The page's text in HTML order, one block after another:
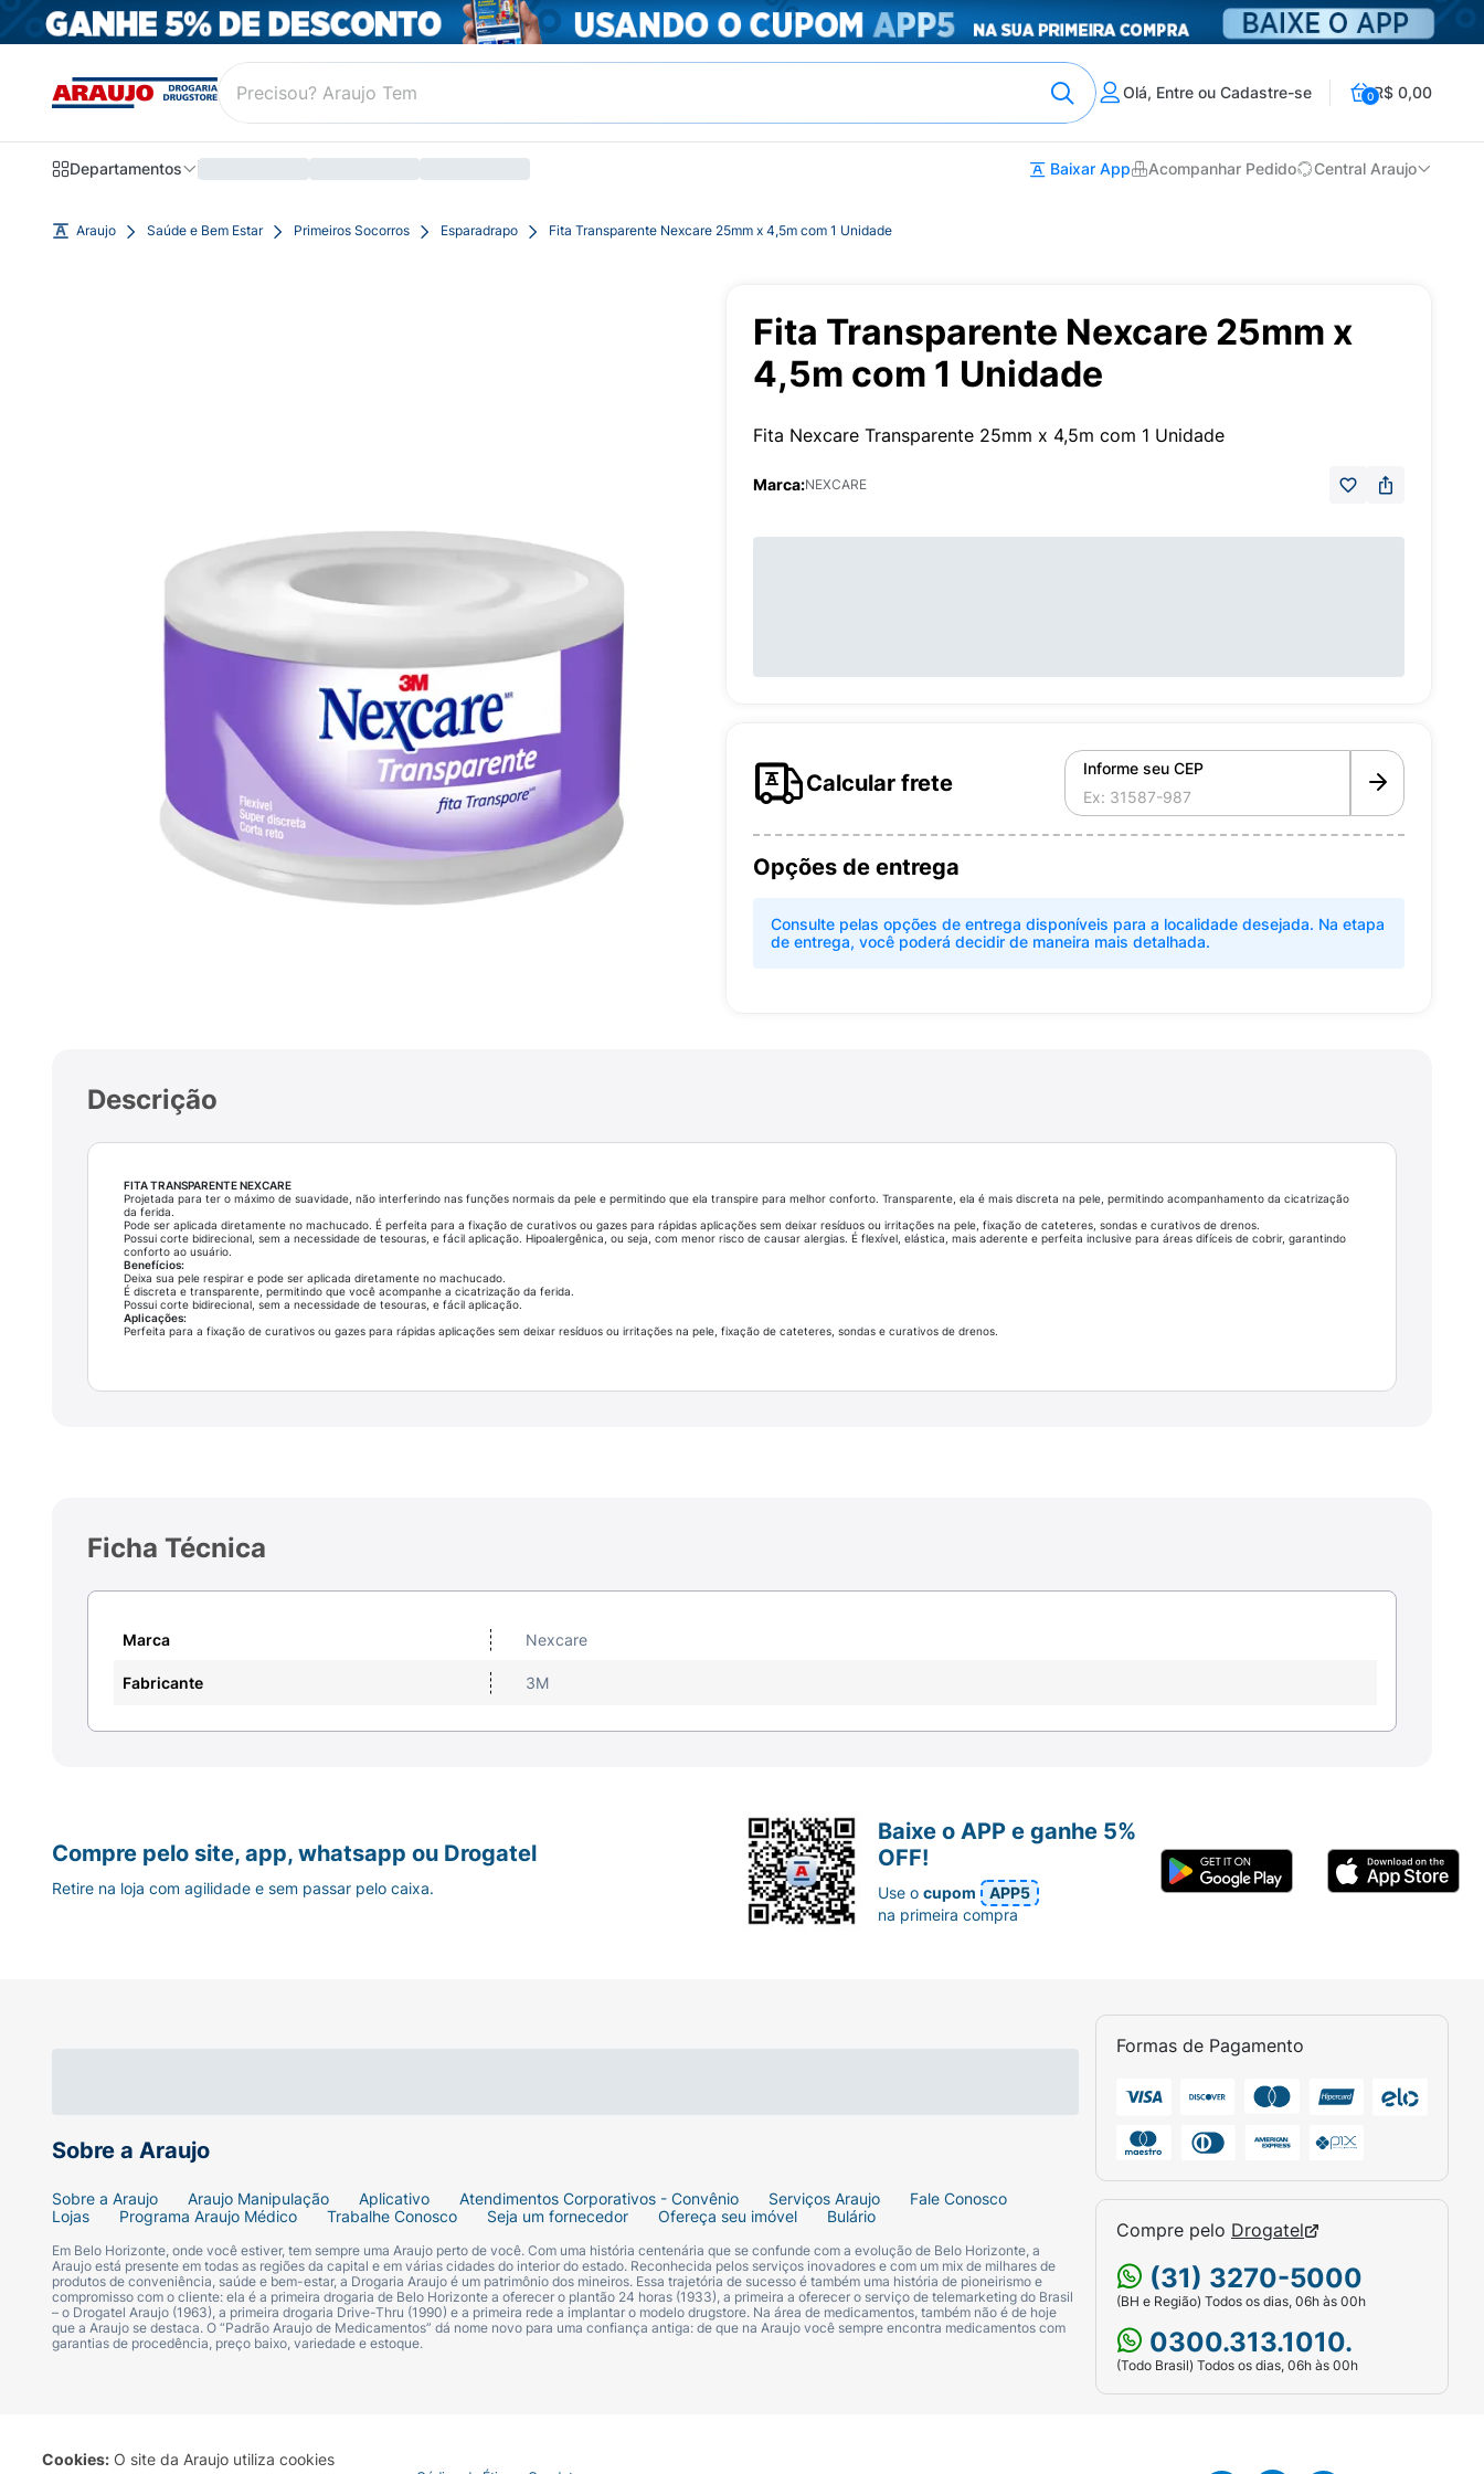
Cookies: O site da Araujo utiliza cookies
Olá, Entre ou Cadastre-se 0R$ 0,00
Departamentos Baixar App Acompanhar Pedido Central Araujo
Araujo Saúde e Bem Estar Primeiros Socorros Esparadrapo Fita Transparente Nexcare 25mm x 4,5m com 1 Unidade
Fita Transparente Nexcare 25mm x
4,5m com 1 Unidade
Fita Nexcare Transparente 25mm x 4,5m com 1 Unidade
Marca:NEXCARE
Calcular frete
Informe seu CEP
Opções de entrega
Consulte pelas opções de entrega disponíveis para a localidade desejada. Na etapa
de entrega, você poderá decidir de maneira mais detalhada.
Descrição
FITA TRANSPARENTE NEXCARE
Projetada para ter o máximo de suavidade, não interferindo nas funções normais da pele e permitindo que ela transpire para melhor conforto. Transparente, ela é mais discreta na pele, permitindo acompanhamento da cicatrização
da ferida.
Pode ser aplicada diretamente no machucado. É perfeita para a fixação de curativos ou gazes para rápidas aplicações sem deixar resíduos ou irritações na pele, fixação de cateteres, sondas e curativos de drenos.
Possui corte bidirecional, sem a necessidade de tesouras, e fácil aplicação. Hipoalergênica, ou seja, com menor risco de causar alergias. É flexível, elástica, mais aderente e perfeita inclusive para áreas difíceis de cobrir, garantindo
conforto ao usuário.
Benefícios:
Deixa sua pele respirar e pode ser aplicada diretamente no machucado.
É discreta e transparente, permitindo que você acompanhe a cicatrização da ferida.
Possui corte bidirecional, sem a necessidade de tesouras, e fácil aplicação.
Aplicações:
Perfeita para a fixação de curativos ou gazes para rápidas aplicações sem deixar resíduos ou irritações na pele, fixação de cateteres, sondas e curativos de drenos.
Ficha Técnica
Marca Nexcare
Fabricante 3M
Sobre a Araujo
Sobre a Araujo Araujo Manipulação Aplicativo Atendimentos Corporativos - Convênio Serviços Araujo
Fale Conosco
Lojas
Programa Araujo Médico Trabalhe Conosco Seja um fornecedor Ofereça seu imóvel Bulário
Em Belo Horizonte, onde você estiver, tem sempre uma Araujo perto de você. Com uma história centenária que se confunde com a evolução de Belo Horizonte, a
Araujo está presente em todas as regiões da capital e em várias cidades do interior do estado. Reconhecida pelos serviços inovadores e com um mix de milhares de
produtos de conveniência, saúde e bem-estar, a Drogaria Araujo é um patrimônio dos mineiros. Essa trajetória de sucesso é também uma história de pioneirismo e
compromisso com o cliente: ela é a primeira drogaria de Belo Horizonte a oferecer o plantão 24 horas (1933), a primeira a oferecer o serviço de telemarketing do Brasil
– o Drogatel Araujo (1963), a primeira drogaria Drive-Thru (1990) e a primeira rede a implantar o modelo drugstore. Na área de medicamentos, também não é de hoje
que a Araujo se destaca. O “Padrão Araujo de Medicamentos” dá nome novo para uma confiança antiga: de que na Araujo você sempre encontra medicamentos com
garantias de procedência, preço baixo, variedade e estoque.
Formas de Pagamento
Compre pelo Drogatel
(31) 3270-5000
(BH e Região) Todos os dias, 06h às 00h
0300.313.1010.
(Todo Brasil) Todos os dias, 06h às 00h
Compre pelo site, app, whatsapp ou Drogatel
Retire na loja com agilidade e sem passar pelo caixa.
Baixe o APP e ganhe 5%
OFF!
Use ocupom
APP5
na primeira compra